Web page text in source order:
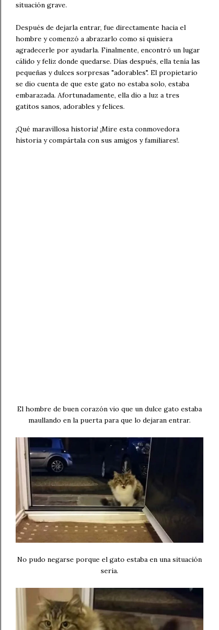
situación grave.
Después de dejarla entrar, fue directamente hacia el
hombre y comenzó a abrazarlo como si quisiera
agradecerle por ayudarla. Finalmente, encontró un lugar
cálido y feliz donde quedarse. Días después, ella tenía las
pequeñas y dulces sorpresas "adorables". El propietario
se dio cuenta de que este gato no estaba solo, estaba
embarazada. Afortunadamente, ella dio a luz a tres
gatitos sanos, adorables y felices.
¡Qué maravillosa historia! ¡Mire esta conmovedora
historia y compártala con sus amigos y familiares!.
El hombre de buen corazón vio que un dulce gato estaba
maullando en la puerta para que lo dejaran entrar.
No pudo negarse porque el gato estaba en una situación
seria.